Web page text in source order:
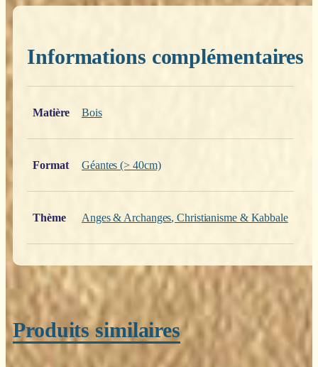
Informations complémentaires
Matière
Bois
Format Géantes (> 40cm)
Thème Anges & Archanges,Christianisme & Kabbale
Produits similaires